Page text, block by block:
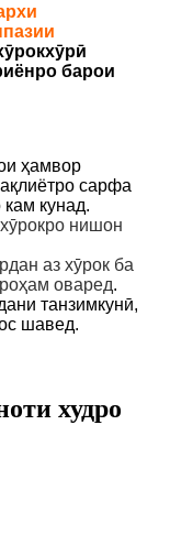
барои
ҳамвор
сарфа
кам кунад.
хӯрокро нишон
аз хӯрок ба
оваред.
танзимкунӣ,
шавед.
худро